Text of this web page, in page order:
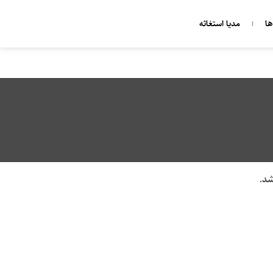
مدیا استغاثه